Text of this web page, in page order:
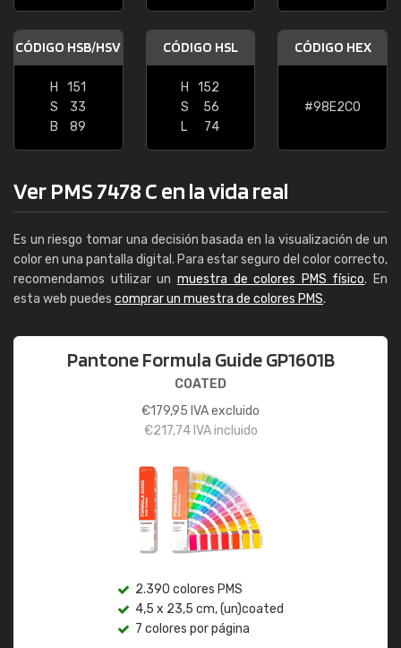
CÓDIGO HSB/HSV
H
151
S
33
B
89
CÓDIGO HSL
H
152
S
56
L
74
CÓDIGO HEX
#98E2C0
Ver PMS 7478 C en la vida real
Es un riesgo tomar una decisión basada en la visualización de un
color en una pantalla digital. Para estar seguro del color correcto,
recomendamos utilizar un muestra de colores PMS físico. En
esta web puedes comprar un muestra de colores PMS.
Pantone Formula Guide GP1601B
COATED
€179,95 IVA excluido
€217,74IVA incluido
2.390 colores PMS
4,5 x 23,5 cm, (un)coated
7 colores por página